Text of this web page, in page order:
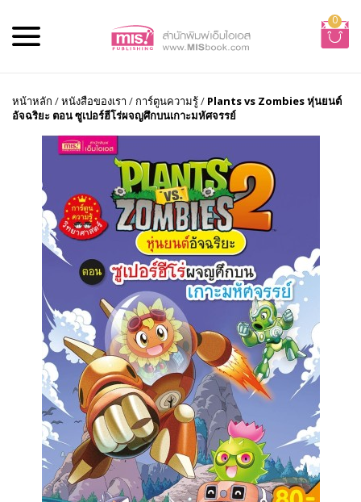
0
หน้าหลัก /หนังสือของเรา / การ์ตูนความรู้/ Plants vs Zombies หุ่นยนต์
อัจฉริยะ ตอน ซูเปอร์ฮีโร่ผจญศึกบนเกาะมหัศจรรย์